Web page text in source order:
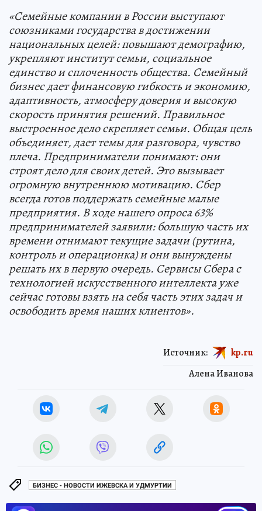
«Семейные компании в России выступают
союзниками государства в достижении
национальных целей: повышают демографию,
укрепляют институт семьи, социальное
единство и сплоченность общества. Семейный
бизнес дает финансовую гибкость и экономию,
адаптивность, атмосферу доверия и высокую
скорость принятия решений. Правильное
выстроенное дело скрепляет семьи. Общая цель
объединяет, дает темы для разговора, чувство
плеча. Предприниматели понимают: они
строят дело для своих детей. Это вызывает
огромную внутреннюю мотивацию. Сбер
всегда готов поддержать семейные малые
предприятия. В ходе нашего опроса 63%
предпринимателей заявили: большую часть их
времени отнимают текущие задачи (рутина,
контроль и операционка) и они вынуждены
решать их в первую очередь. Сервисы Сбера с
технологией искусственного интеллекта уже
сейчас готовы взять на себя часть этих задач и
освободить время наших клиентов».
Алена Иванова
Источник: kp.ru
БИЗНЕС - НОВОСТИ ИЖЕВСКА И УДМУРТИИ